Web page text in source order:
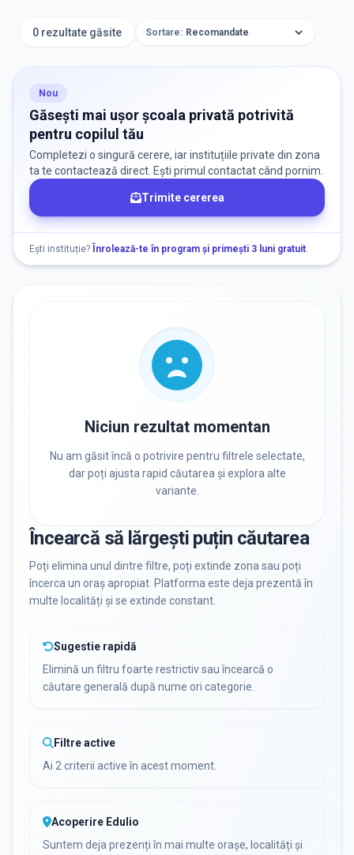
Nu există informații despre locuri libere
0 rezultate găsite Sortare:
Nou
Găsești mai ușor școala privată potrivită
pentru copilul tău
Completezi o singură cerere, iar instituțiile private din zona
ta te contactează direct. Ești primul contactat când pornim.
Trimite cererea
Ești instituție? Înrolează-te în program și primești 3 luni gratuit.
Niciun rezultat momentan
Nu am găsit încă o potrivire pentru filtrele selectate,
dar poți ajusta rapid căutarea și explora alte
variante.
Încearcă să lărgești puțin căutarea
Poți elimina unul dintre filtre, poți extinde zona sau poți
încerca un oraș apropiat. Platforma este deja prezentă în
multe localități și se extinde constant.
Sugestie rapidă
Elimină un filtru foarte restrictiv sau încearcă o
căutare generală după nume ori categorie.
Filtre active
Ai 2 criterii active în acest moment.
Acoperire Edulio
Suntem deja prezenți în mai multe orașe, localități și